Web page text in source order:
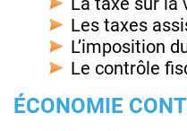
Les taxes
L’imposition
Le contrôle
ÉCONOMIE